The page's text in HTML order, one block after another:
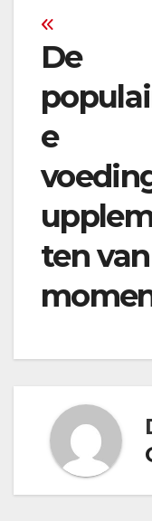
Bericht
navigatie
De
e
ten